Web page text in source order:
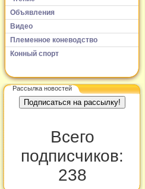
Объявления
Видео
Племенное коневодство
Конный спорт
Рассылка новостей
Всего
подписчиков:
238